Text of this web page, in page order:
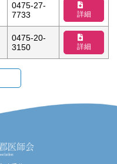
0475-27-
7733
詳細
0475-20-
3150
詳細